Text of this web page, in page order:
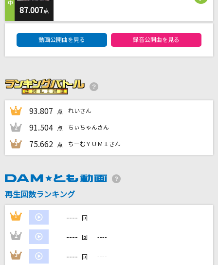
シースルー ジャンキー
鹿谷樹(CV:中澤まさとも)
[生音]真夏の果実
crossing field
DAMの新曲・ランキングなど
カラオケ最新情報をチェック！
カラオケをもっと楽しもう！
87.007点
動画公開曲を見る 録音公開曲を見る
1 93.807 点 れいさん
2 91.504 点 ちぃちゃんさん
3 75.662 点 ちーむＹＵＭＩさん
再生回数ランキング
1 ---- 回 ----
2 ---- 回 ----
3 ---- 回 ----